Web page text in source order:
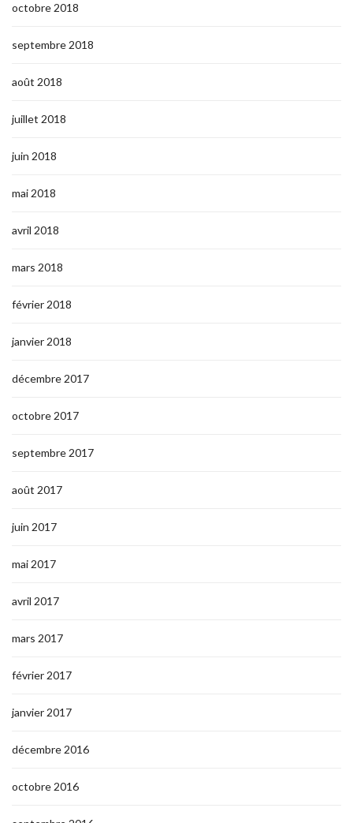
octobre 2018
septembre 2018
août 2018
juillet 2018
juin 2018
mai 2018
avril 2018
mars 2018
février 2018
janvier 2018
décembre 2017
octobre 2017
septembre 2017
août 2017
juin 2017
mai 2017
avril 2017
mars 2017
février 2017
janvier 2017
décembre 2016
octobre 2016